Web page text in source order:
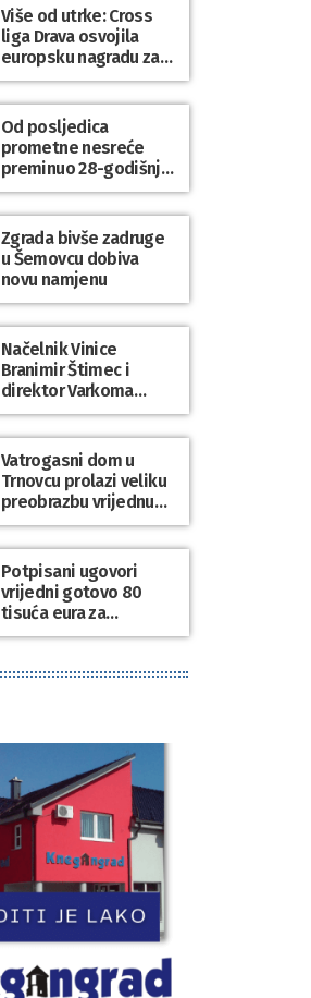
Više od utrke: Cross
liga Drava osvojila
europsku nagradu za
sport koji povezuje
generacije
Od posljedica
prometne nesreće
preminuo 28-godišnji
putnik
Zgrada bivše zadruge
u Šemovcu dobiva
novu namjenu
Načelnik Vinice
Branimir Štimec i
direktor Varkoma
Bruno Ister obišli
radove vrijedne
125.000,00 eura
Vatrogasni dom u
Trnovcu prolazi veliku
preobrazbu vrijednu
1,4 milijuna eura
Potpisani ugovori
vrijedni gotovo 80
tisuća eura za
asfaltiranje cesta na
Toplica